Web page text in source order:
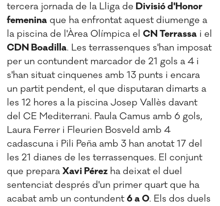
tercera jornada de la Lliga de Divisió d'Honor
femenina que ha enfrontat aquest diumenge a
la piscina de l'Àrea Olímpica elCN Terrassa i el
CDN Boadilla. Les terrassenques s'han imposat
per un contundent marcador de 21 gols a 4 i
s'han situat cinquenes amb 13 punts i encara
un partit pendent, el que disputaran dimarts a
les 12 hores a la piscina Josep Vallès davant
del CE Mediterrani. Paula Camus amb 6 gols,
Laura Ferrer i Fleurien Bosveld amb 4
cadascuna i Pili Peña amb 3 han anotat 17 del
les 21 dianes de les terrassenques. El conjunt
que preparaXavi Pérez ha deixat el duel
sentenciat després d'un primer quart que ha
acabat amb un contundent6 a 0. Els dos duels